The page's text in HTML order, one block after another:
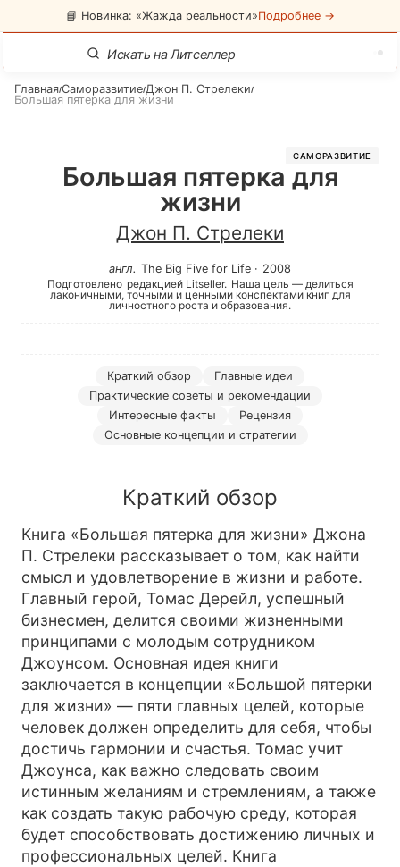
📘 Новинка: «Жажда реальности»Подробнее →
Главная/Саморазвитие/Джон П. Стрелеки/
Большая пятерка для жизни
САМОРАЗВИТИЕ
Большая пятерка для
жизни
Джон П. Стрелеки
англ. The Big Five for Life · 2008
Подготовлено редакцией Litseller. Наша цель — делиться
лаконичными, точными и ценными конспектами книг для
личностного роста и образования.
Краткий обзор
Главные идеи
Практические советы и рекомендации
Интересные факты
Рецензия
Основные концепции и стратегии
Краткий обзор
Книга «Большая пятерка для жизни» Джона
П. Стрелеки рассказывает о том, как найти
смысл и удовлетворение в жизни и работе.
Главный герой, Томас Дерейл, успешный
бизнесмен, делится своими жизненными
принципами с молодым сотрудником
Джоунсом. Основная идея книги
заключается в концепции «Большой пятерки
для жизни» — пяти главных целей, которые
человек должен определить для себя, чтобы
достичь гармонии и счастья. Томас учит
Джоунса, как важно следовать своим
истинным желаниям и стремлениям, а также
как создать такую рабочую среду, которая
будет способствовать достижению личных и
профессиональных целей. Книга